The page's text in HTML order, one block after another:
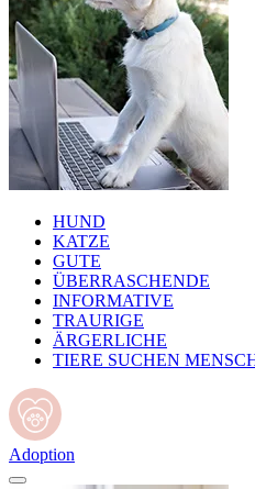
HUND
KATZE
GUTE
ÜBERRASCHENDE
INFORMATIVE
TRAURIGE
ÄRGERLICHE
TIERE SUCHEN
Adoption